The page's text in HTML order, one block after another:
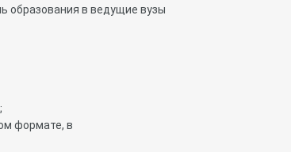
образования в ведущие вузы
формате, в